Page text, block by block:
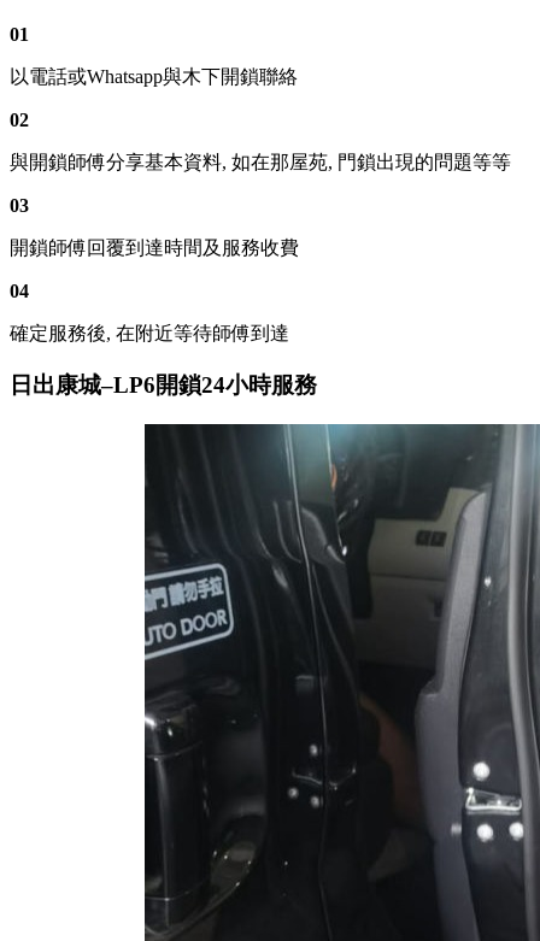
01
以電話或Whatsapp與木下開鎖聯絡
02
與開鎖師傅分享基本資料, 如在那屋苑, 門鎖出現的問題等等
03
開鎖師傅回覆到達時間及服務收費
04
確定服務後, 在附近等待師傅到達
日出康城–LP6開鎖24小時服務